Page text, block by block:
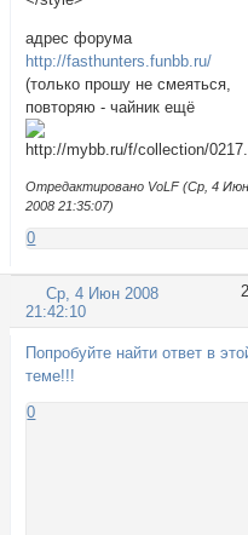
адрес форума
http://fasthunters.funbb.ru/
(только прошу не смеяться,
повторяю - чайник ещё
Отредактировано VoLF (Ср, 4
2008 21:35:07)
0
2
Ср, 4 Июн 2008
21:42:10
Попробуйте найти ответ в
теме!!!
0